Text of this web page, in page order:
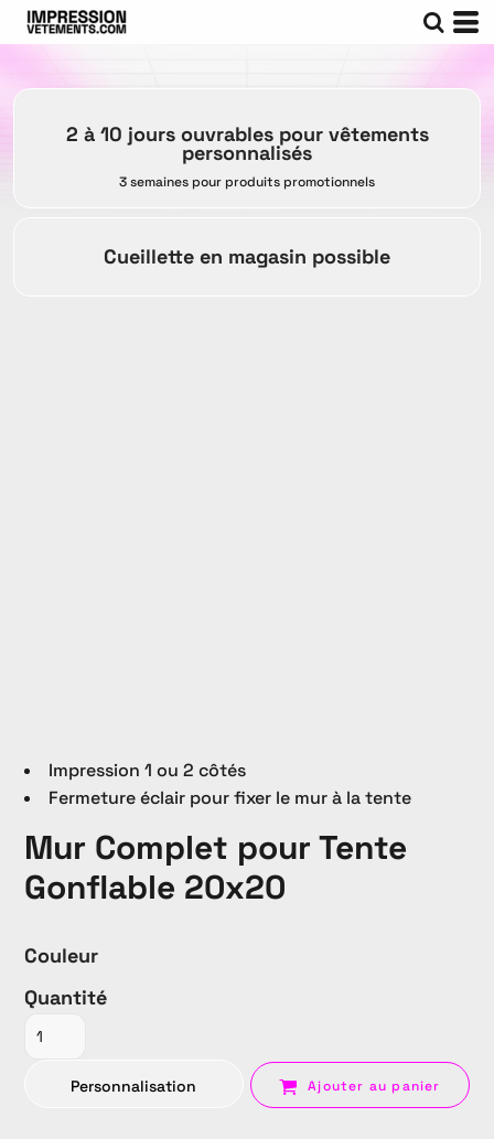
2 à 10 jours ouvrables pour vêtements
personnalisés
3 semaines pour produits promotionnels
Cueillette en magasin possible
Impression 1 ou 2 côtés
Fermeture éclair pour fixer le mur à la tente
Mur Complet pour Tente
Gonflable 20x20
Couleur
Quantité
Personnalisation Ajouter au panier